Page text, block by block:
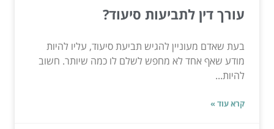
עורך דין לתביעות סיעוד?
בעת שאדם מעוניין להגיש תביעת סיעוד, עליו להיות
מודע שאף אחד לא מחפש לשלם לו כמה שיותר. חשוב
להיות...
קרא עוד »